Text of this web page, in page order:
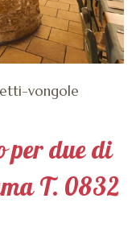
per due di
T. 0832